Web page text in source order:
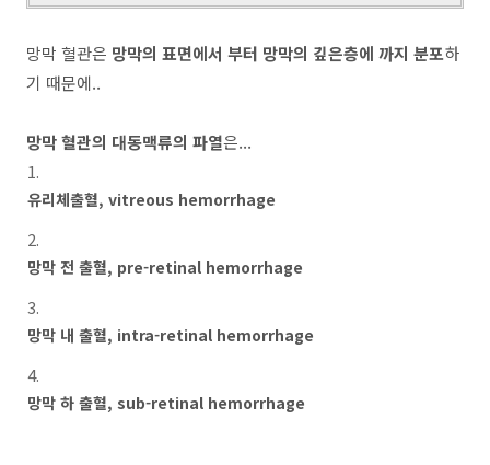
망막 혈관은 망막의 표면에서 부터 망막의 깊은층에 까지 분포하
기 때문에..
망막 혈관의 대동맥류의 파열은...
유리체출혈, vitreous hemorrhage
망막 전 출혈, pre-retinal hemorrhage
망막 내 출혈, intra-retinal hemorrhage
망막 하 출혈, sub-retinal hemorrhage